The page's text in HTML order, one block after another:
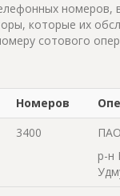
номеров,
которые их
сотового
Номеров
3400
р-н